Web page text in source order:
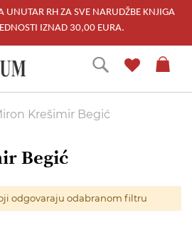
UNUTAR RH ZA SVE NARUDŽBE KNJIGA
IZNAD 30,00 EURA.
Traži
Krešimir Begić
Begić
odgovaraju odabranom filtru